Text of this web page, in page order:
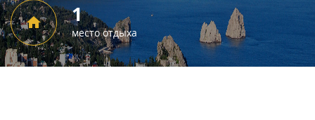
1
место отдыха